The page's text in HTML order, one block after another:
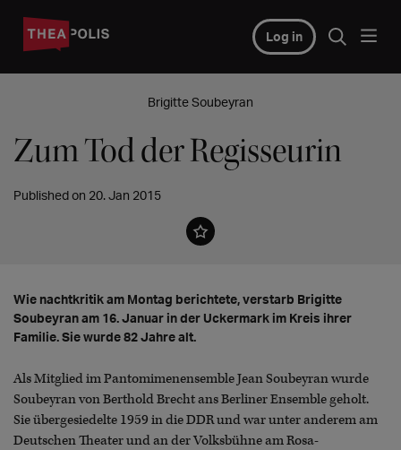
Log in
Brigitte Soubeyran
Zum Tod der Regisseurin
Published on 20. Jan 2015
Wie nachtkritik am Montag berichtete, verstarb Brigitte
Soubeyran am 16. Januar in der Uckermark im Kreis ihrer
Familie. Sie wurde 82 Jahre alt.
Als Mitglied im Pantomimenensemble Jean Soubeyran wurde
Soubeyran von Berthold Brecht ans Berliner Ensemble geholt.
Sie übergesiedelte 1959 in die DDR und war unter anderem am
Deutschen Theater und an der Volksbühne am Rosa-